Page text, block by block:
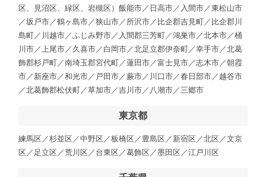
区、見沼区、緑区、岩槻区）飯能市／日高市／入間市／東松山市
／坂戸市／鶴ヶ島市／狭山市／所沢市／比企郡吉見町／比企郡川
島町／川越市／ふじみ野市／入間郡三芳町／鴻巣市／北本市／桶
川市／上尾市／久喜市／白岡市／北足立郡伊奈町／幸手市／北葛
飾郡杉戸町／南埼玉郡宮代町／蓮田市／富士見市／志木市／朝霞
市／新座市／和光市／戸田市／蕨市／川口市／春日部市／越谷市
／北葛飾郡松伏町／草加市／吉川市／八潮市／三郷市
東京都
練馬区／杉並区／中野区／板橋区／豊島区／新宿区／北区／文京
区／足立区／荒川区／台東区／葛飾区／墨田区／江戸川区